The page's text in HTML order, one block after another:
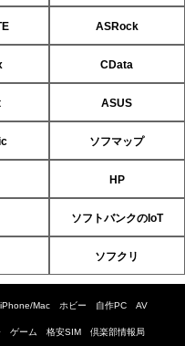
ASRock
CData
ASUS
ソフマップ
HP
ソフトバンクのIoT
ソフクリ
iPhone/Mac ホビー 自作PC AV
ゲーム 格安SIM 倶楽部情報局